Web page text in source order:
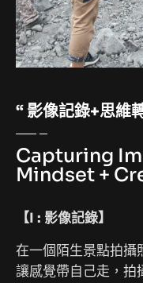
“ 影像記錄+思維
Capturing
Mindset +
【I : 影像記錄】
在一個陌生景點拍攝
讓感覺帶自己走，拍